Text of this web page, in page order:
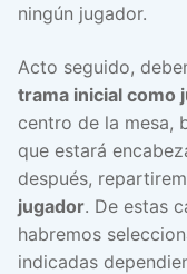
ningún jugador.
Acto seguido,
trama inicial como
centro de la mesa,
que estará
después,
jugador. De estas
habremos
indicadas